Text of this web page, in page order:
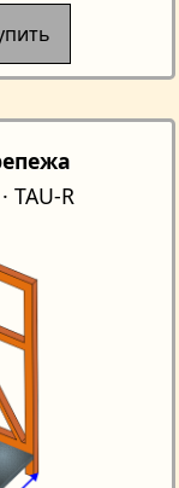
TAU-R